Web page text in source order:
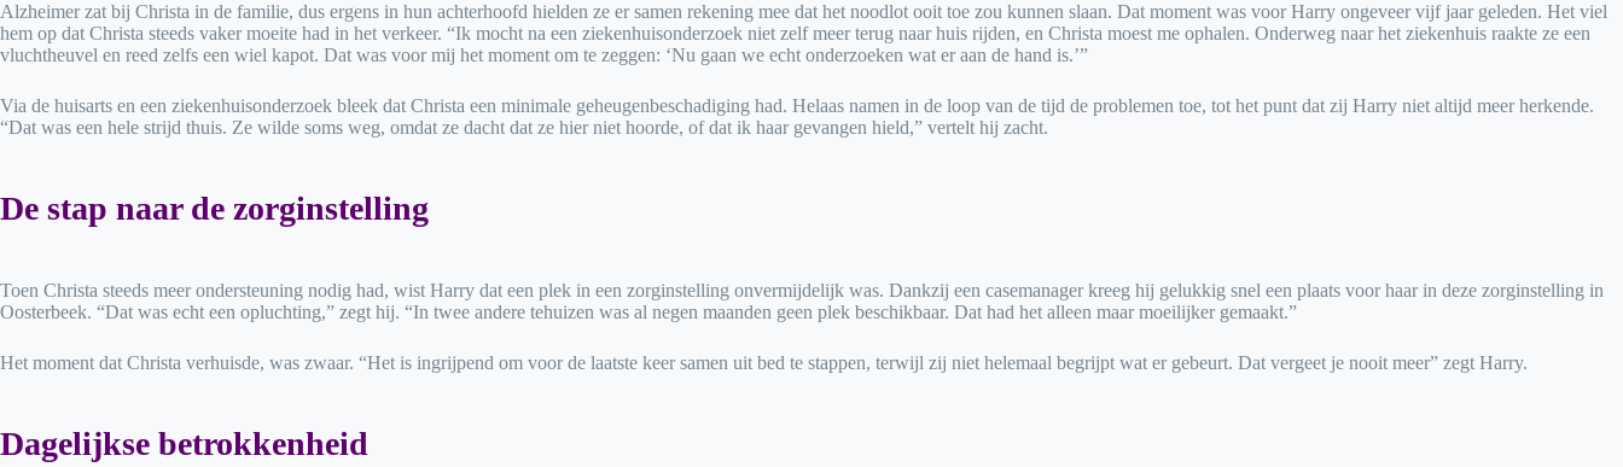
Alzheimer zat bij Christa in de familie, dus ergens in hun achterhoofd hielden ze er samen rekening mee dat het noodlot ooit toe zou kunnen slaan. Dat moment was voor Harry ongeveer vijf jaar geleden. Het viel
hem op dat Christa steeds vaker moeite had in het verkeer. “Ik mocht na een ziekenhuisonderzoek niet zelf meer terug naar huis rijden, en Christa moest me ophalen. Onderweg naar het ziekenhuis raakte ze een
vluchtheuvel en reed zelfs een wiel kapot. Dat was voor mij het moment om te zeggen: ‘Nu gaan we echt onderzoeken wat er aan de hand is.’”
Via de huisarts en een ziekenhuisonderzoek bleek dat Christa een minimale geheugenbeschadiging had. Helaas namen in de loop van de tijd de problemen toe, tot het punt dat zij Harry niet altijd meer herkende.
“Dat was een hele strijd thuis. Ze wilde soms weg, omdat ze dacht dat ze hier niet hoorde, of dat ik haar gevangen hield,” vertelt hij zacht.
De stap naar de zorginstelling
Toen Christa steeds meer ondersteuning nodig had, wist Harry dat een plek in een zorginstelling onvermijdelijk was. Dankzij een casemanager kreeg hij gelukkig snel een plaats voor haar in deze zorginstelling in
Oosterbeek. “Dat was echt een opluchting,” zegt hij. “In twee andere tehuizen was al negen maanden geen plek beschikbaar. Dat had het alleen maar moeilijker gemaakt.”
Het moment dat Christa verhuisde, was zwaar. “Het is ingrijpend om voor de laatste keer samen uit bed te stappen, terwijl zij niet helemaal begrijpt wat er gebeurt. Dat vergeet je nooit meer” zegt Harry.
Dagelijkse betrokkenheid